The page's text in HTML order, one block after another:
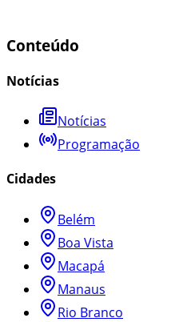
Conteúdo
Notícias
Notícias
Programação
Cidades
Belém
Boa Vista
Macapá
Manaus
Rio Branco